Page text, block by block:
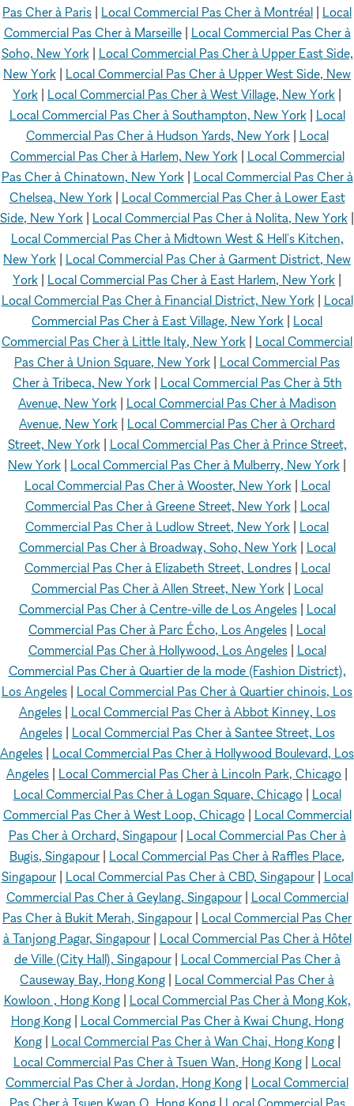
Pas Cher à Paris
Local Commercial Pas Cher à Montréal
Local
Commercial Pas Cher à Marseille| Local Commercial Pas Cher à
Soho, New York| Local Commercial Pas Cher à Upper East Side,
New York
Local Commercial Pas Cher à Upper West Side, New
York
Local Commercial Pas Cher à West Village, New York
Local Commercial Pas Cher à Southampton, New York| Local
Commercial Pas Cher à Hudson Yards, New York| Local
Commercial Pas Cher à Harlem, New York| Local Commercial
Pas Cher à Chinatown, New York| Local Commercial Pas Cher à
Chelsea, New York| Local Commercial Pas Cher à Lower East
Side, New York
Local Commercial Pas Cher à Nolita, New York
Local Commercial Pas Cher à Midtown West & Hell's Kitchen,
New York
Local Commercial Pas Cher à Garment District, New
York
Local Commercial Pas Cher à East Harlem, New York
Local Commercial Pas Cher à Financial District, New York| Local
Commercial Pas Cher à East Village, New York
Local
Commercial Pas Cher à Little Italy, New York
Local Commercial
Pas Cher à Union Square, New York
Local Commercial Pas
Cher à Tribeca, New York| Local Commercial Pas Cher à 5th
Avenue, New York| Local Commercial Pas Cher à Madison
Avenue, New York
Local Commercial Pas Cher à Orchard
Street, New York| Local Commercial Pas Cher à Prince Street,
New York
Local Commercial Pas Cher à Mulberry, New York
Local Commercial Pas Cher à Wooster, New York| Local
Commercial Pas Cher à Greene Street, New York| Local
Commercial Pas Cher à Ludlow Street, New York
Local
Commercial Pas Cher à Broadway, Soho, New York| Local
Commercial Pas Cher à Elizabeth Street, Londres| Local
Commercial Pas Cher à Allen Street, New York| Local
Commercial Pas Cher à Centre-ville de Los Angeles| Local
Commercial Pas Cher à Parc Écho, Los Angeles
Local
Commercial Pas Cher à Hollywood, Los Angeles| Local
Commercial Pas Cher à Quartier de la mode (Fashion District),
Los Angeles
Local Commercial Pas Cher à Quartier chinois, Los
Angeles| Local Commercial Pas Cher à Abbot Kinney, Los
Angeles| Local Commercial Pas Cher à Santee Street, Los
Angeles
Local Commercial Pas Cher à Hollywood Boulevard, Los
Angeles
Local Commercial Pas Cher à Lincoln Park, Chicago
Local Commercial Pas Cher à Logan Square, Chicago| Local
Commercial Pas Cher à West Loop, Chicago| Local Commercial
Pas Cher à Orchard, Singapour| Local Commercial Pas Cher à
Bugis, Singapour
Local Commercial Pas Cher à Raffles Place,
Singapour| Local Commercial Pas Cher à CBD, Singapour| Local
Commercial Pas Cher à Geylang, Singapour| Local Commercial
Pas Cher à Bukit Merah, Singapour
Local Commercial Pas Cher
à Tanjong Pagar, Singapour| Local Commercial Pas Cher à Hôtel
de Ville (City Hall), Singapour| Local Commercial Pas Cher à
Causeway Bay, Hong Kong
Local Commercial Pas Cher à
Kowloon , Hong Kong| Local Commercial Pas Cher à Mong Kok,
Hong Kong| Local Commercial Pas Cher à Kwai Chung, Hong
Kong| Local Commercial Pas Cher à Wan Chai, Hong Kong|
Local Commercial Pas Cher à Tsuen Wan, Hong Kong
Local
Commercial Pas Cher à Jordan, Hong Kong
Local Commercial
Pas Cher à Tsuen Kwan O, Hong Kong| Local Commercial Pas